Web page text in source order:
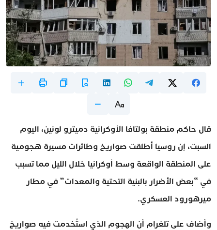
قال حاكم منطقة بولتافا الأوكرانية دميترو لونين، اليوم
السبت، إن روسيا أطلقت صواريخ وطائرات مسيرة هجومية
على المنطقة الواقعة وسط أوكرانيا خلال الليل مما تسبب
في “بعض الأضرار بالبنية التحتية والمعدات” في مطار
ميرهورود العسكري.
وأضاف على تلغرام أن الهجوم الذي استُخدمت فيه صواريخ